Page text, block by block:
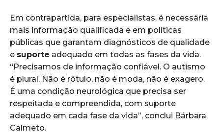
Em contrapartida, para especialistas, é necessária
mais informação qualificada e em políticas
públicas que garantam diagnósticos de qualidade
e suporte adequado em todas as fases da vida.
“Precisamos de informação confiável. O autismo
é plural. Não é rótulo, não é moda, não é exagero.
É uma condição neurológica que precisa ser
respeitada e compreendida, com suporte
adequado em cada fase da vida”, conclui Bárbara
Calmeto.